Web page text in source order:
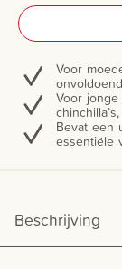
Voor
Voor jonge
Bevat een
essentiële
Beschrijving